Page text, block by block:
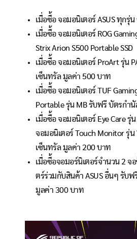
เมื่อซื้อ จอมอนิเตอร์ ASUS ทุกรุ่
เมื่อซื้อ จอมอนิเตอร์ ROG
Strix Arion S500 Portable SSD
เมื่อซื้อ จอมอนิเตอร์ ProArt รุ่น
เซ็นทรัล มูลค่า 500 บาท
เมื่อซื้อ จอมอนิเตอร์ TUF
Portable รุ่น MB รับฟรี บัตรกำ
เมื่อซื้อ จอมอนิเตอร์ Eye Care รุ่
จอมอนิเตอร์ Touch Monitor รุ่น
เซ็นทรัล มูลค่า 200 บาท
เมื่อซื้อจอมอร์นิเตอร์จำนวน 2 จ
ตร์ร่วมกับสินค้า ASUS อื่นๆ รับฟ
มูลค่า 300 บาท